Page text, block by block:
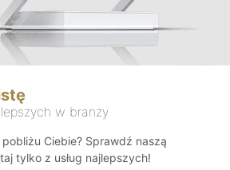
w branży
Ciebie? Sprawdź naszą
tylko z usług najlepszych!